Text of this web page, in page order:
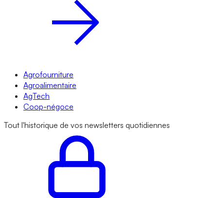
Agrofourniture
Agroalimentaire
AgTech
Coop-négoce
Tout l'historique de vos newsletters quotidiennes